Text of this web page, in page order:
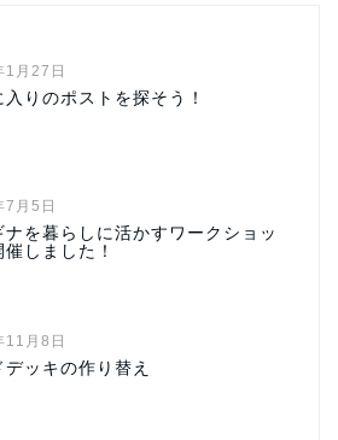
1月27日
入りのポストを探そう！
7月5日
ナを暮らしに活かすワークショッ
催しました！
11月8日
デッキの作り替え